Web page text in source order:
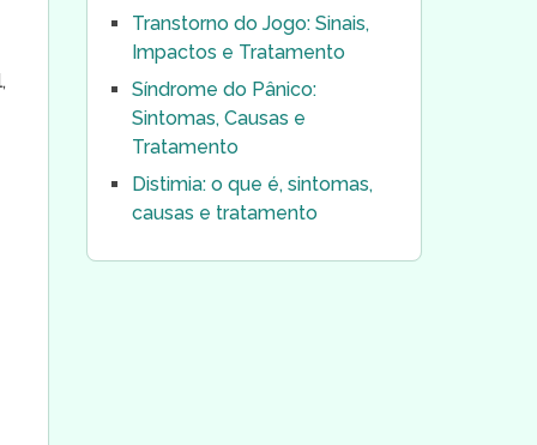
Transtorno do Jogo: Sinais,
Impactos e Tratamento
Síndrome do Pânico:
Sintomas, Causas e
Tratamento
Distimia: o que é, sintomas,
causas e tratamento